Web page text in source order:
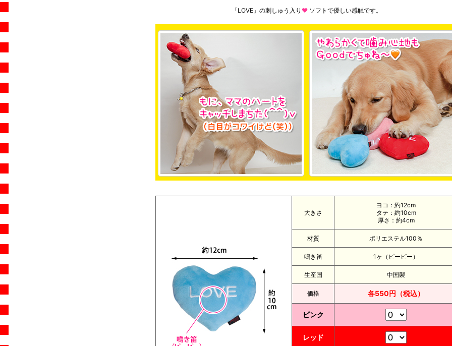
「LOVE」の刺しゅう入り ♥ ソフトで優しい感触です。
大きさ
ヨコ：約12cm
タテ：約10cm
厚さ：約4cm
材質 ポリエステル100％
鳴き笛 1ヶ（ピーピー）
生産国 中国製
価格 各550円（税込）
ピンク
レッド